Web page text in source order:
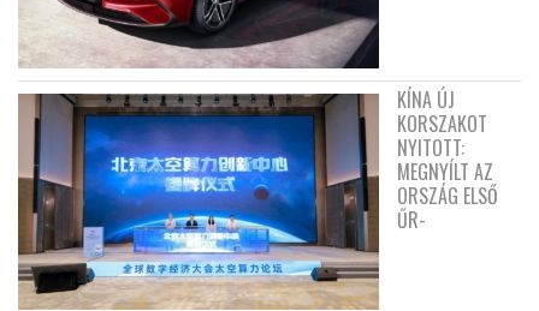
KÍNA ÚJ
KORSZAKOT
NYITOTT:
MEGNYÍLT AZ
ORSZÁG ELSŐ
ŰR-